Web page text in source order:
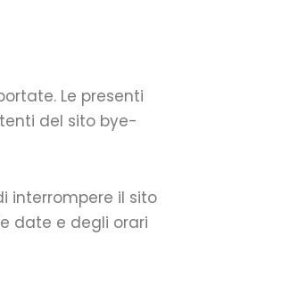
Le presenti
del sito bye-
interrompere il sito
date e degli orari